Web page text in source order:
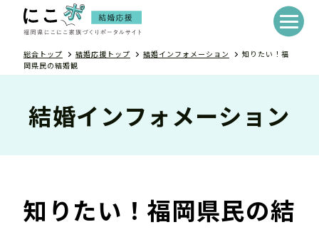
総合トップ 結婚応援トップ 結婚インフォメーション
知りたい！福
岡県民の結婚観
結婚インフォメーション
知りたい！福岡県民の結